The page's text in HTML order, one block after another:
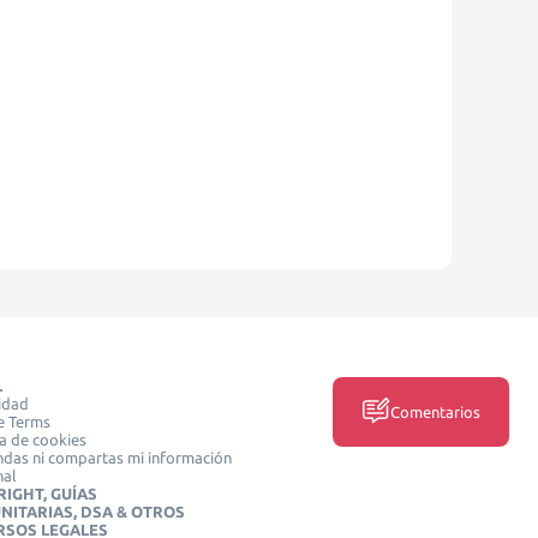
Terms
de cookies
ni compartas mi información
GUÍAS
DSA & OTROS
LEGALES
Comentarios